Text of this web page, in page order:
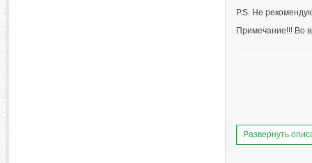
P.S. Не
Примечание!!! Во
Развернуть